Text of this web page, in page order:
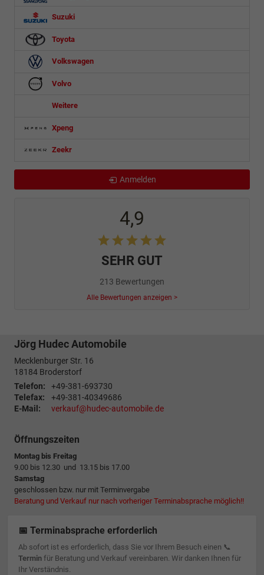
Suzuki
Toyota
Volkswagen
Volvo
Weitere
Xpeng
Zeekr
Anmelden
4,9
SEHR GUT
213 Bewertungen
Alle Bewertungen anzeigen >
Jörg Hudec Automobile
Mecklenburger Str. 16
18184 Broderstorf
Telefon:
+49-381-693730
Telefax:
+49-381-40349686
E-Mail:
verkauf@hudec-automobile.de
Öffnungszeiten
Montag bis Freitag
9.00 bis 12.30 und 13.15 bis 17.00
Samstag
geschlossen bzw. nur mit Terminvergabe
Beratung und Verkauf nur nach vorheriger Terminabsprache möglich!!
📅 Terminabsprache erforderlich
Ab sofort ist es erforderlich, dass Sie vor Ihrem Besuch einen 📞
Terminfür Beratung und Verkauf vereinbaren. Wir danken Ihnen für
Ihr Verständnis.